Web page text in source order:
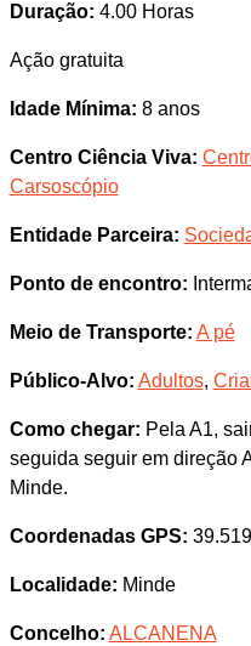
Duração: 4.00 Horas
Ação gratuita
Idade Mínima: 8 anos
Centro Ciência Viva:
Carsoscópio
Entidade Parceira:
Ponto de encontro:
Meio de Transporte: A pé
Público-Alvo: Adultos,
Como chegar: Pela A1,
seguida seguir em direção
Minde.
Coordenadas GPS:
Localidade: Minde
Concelho: ALCANENA